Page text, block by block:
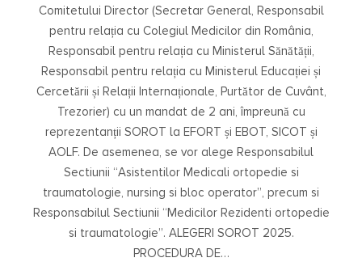
Comitetului Director (Secretar General, Responsabil
pentru relația cu Colegiul Medicilor din România,
Responsabil pentru relația cu Ministerul Sănătății,
Responsabil pentru relația cu Ministerul Educației și
Cercetării și Relații Internaționale, Purtător de Cuvânt,
Trezorier) cu un mandat de 2 ani, împreună cu
reprezentanții SOROT la EFORT și EBOT, SICOT și
AOLF. De asemenea, se vor alege Responsabilul
Sectiunii “Asistentilor Medicali ortopedie si
traumatologie, nursing si bloc operator”, precum si
Responsabilul Sectiunii “Medicilor Rezidenti ortopedie
si traumatologie”. ALEGERI SOROT 2025.
PROCEDURA DE…